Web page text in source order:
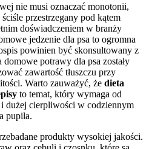
nie musi oznaczać monotonii,
przestrzegany pod kątem
doświadczeniem w branży
jedzenie dla psa to ogromna
powinien być skonsultowany z
potrawy dla psa zostały
zawartość tłuszczu przy
Warto zauważyć, że dieta
to temat, który wymaga od
dużej cierpliwości w codziennym
pupila.
produkty wysokiej jakości.